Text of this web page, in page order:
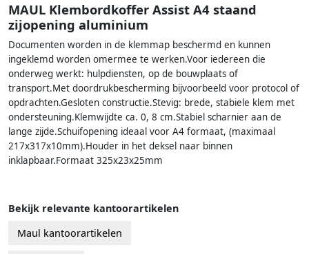
MAUL Klembordkoffer Assist A4 staand
zijopening aluminium
Documenten worden in de klemmap beschermd en kunnen
ingeklemd worden omermee te werken.Voor iedereen die
onderweg werkt: hulpdiensten, op de bouwplaats of
transport.Met doordrukbescherming bijvoorbeeld voor protocol of
opdrachten.Gesloten constructie.Stevig: brede, stabiele klem met
ondersteuning.Klemwijdte ca. 0, 8 cm.Stabiel scharnier aan de
lange zijde.Schuifopening ideaal voor A4 formaat, (maximaal
217x317x10mm).Houder in het deksel naar binnen
inklapbaar.Formaat 325x23x25mm
Bekijk relevante kantoorartikelen
Maul kantoorartikelen